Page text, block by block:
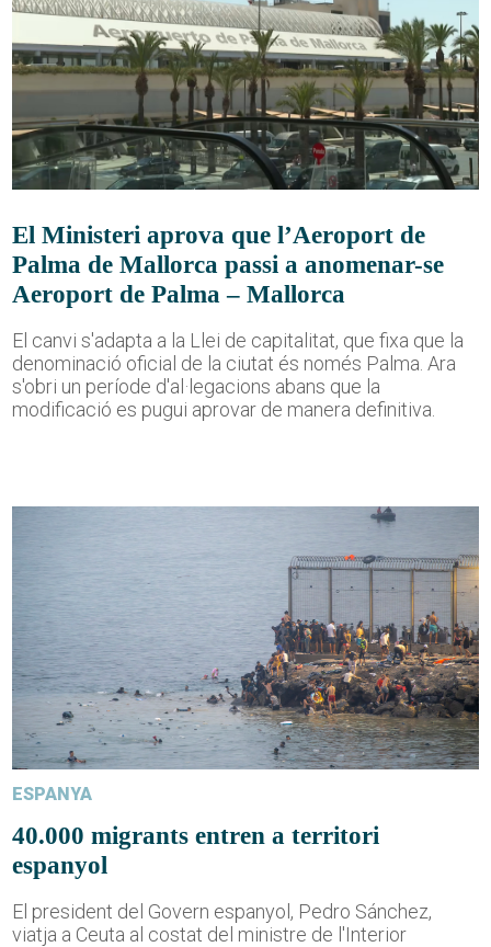
El Ministeri aprova que l’Aeroport de
Palma de Mallorca passi a anomenar-se
Aeroport de Palma – Mallorca
El canvi s'adapta a la Llei de capitalitat, que fixa que la
denominació oficial de la ciutat és només Palma. Ara
s'obri un període d'al·legacions abans que la
modificació es pugui aprovar de manera definitiva.
ESPANYA
40.000 migrants entren a territori
espanyol
El president del Govern espanyol, Pedro Sánchez,
viatja a Ceuta al costat del ministre de l'Interior